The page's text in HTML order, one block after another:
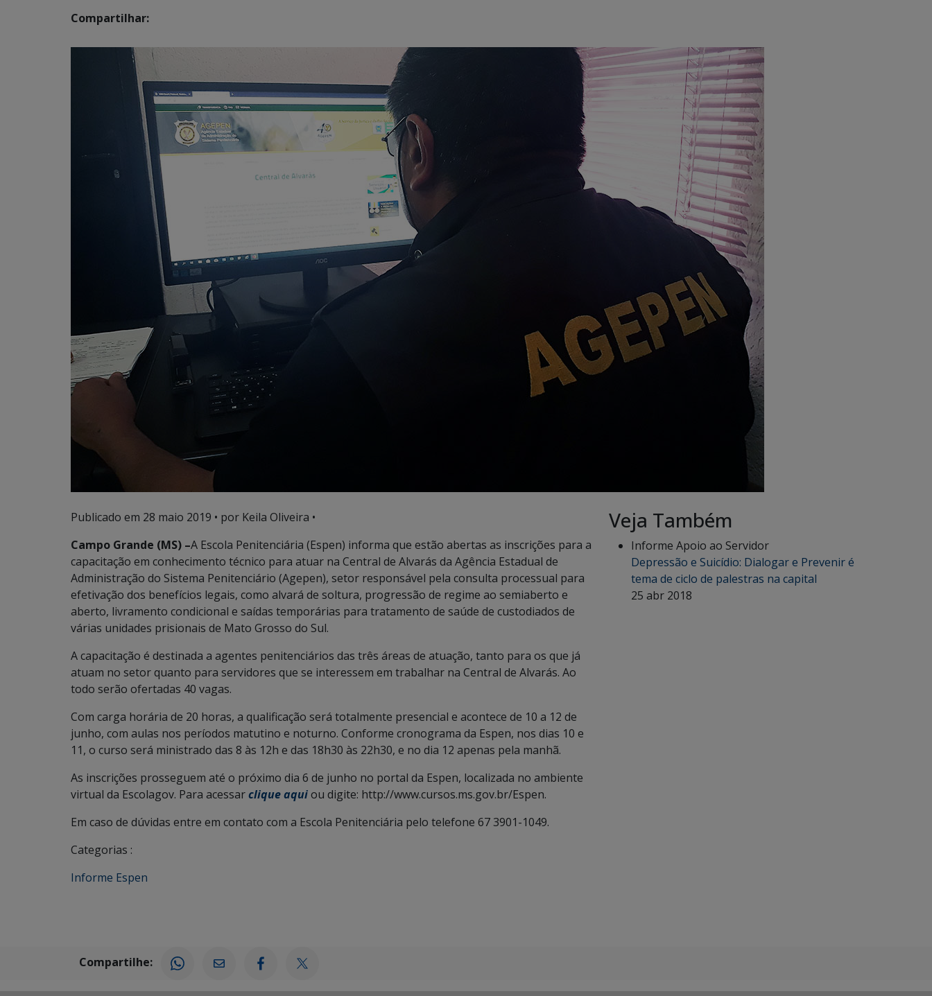
Compartilhar:
Publicado em 28 maio 2019 • por Keila Oliveira •
Campo Grande (MS) –A Escola Penitenciária (Espen) informa que estão abertas as inscrições para a
capacitação em conhecimento técnico para atuar na Central de Alvarás da Agência Estadual de
Administração do Sistema Penitenciário (Agepen), setor responsável pela consulta processual para
efetivação dos benefícios legais, como alvará de soltura, progressão de regime ao semiaberto e
aberto, livramento condicional e saídas temporárias para tratamento de saúde de custodiados de
várias unidades prisionais de Mato Grosso do Sul.
A capacitação é destinada a agentes penitenciários das três áreas de atuação, tanto para os que já
atuam no setor quanto para servidores que se interessem em trabalhar na Central de Alvarás. Ao
todo serão ofertadas 40 vagas.
Com carga horária de 20 horas, a qualificação será totalmente presencial e acontece de 10 a 12 de
junho, com aulas nos períodos matutino e noturno. Conforme cronograma da Espen, nos dias 10 e
11, o curso será ministrado das 8 às 12h e das 18h30 às 22h30, e no dia 12 apenas pela manhã.
As inscrições prosseguem até o próximo dia 6 de junho no portal da Espen, localizada no ambiente
virtual da Escolagov. Para acessarclique aquiou digite: http://www.cursos.ms.gov.br/Espen.
Em caso de dúvidas entre em contato com a Escola Penitenciária pelo telefone 67 3901-1049.
Categorias :
Informe Espen
Veja Também
Informe Apoio ao Servidor
Depressão e Suicídio: Dialogar e Prevenir é
tema de ciclo de palestras na capital
25 abr 2018
Compartilhe: